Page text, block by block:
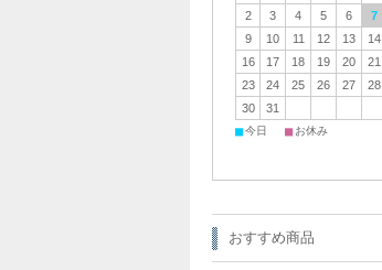
2
3 4 5 6 7
9
10 11 12 13 14
16
17 18 19 20 21
23
24 25 26 27 28
30
31
■今日 ■ お休み
おすすめ商品